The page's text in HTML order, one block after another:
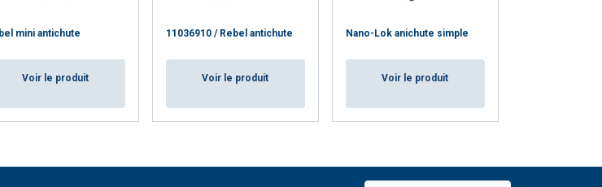
mini antichute
Voir le produit
11036910 / Rebel antichute
Voir le produit
Nano-Lok anichute simple
Voir le produit